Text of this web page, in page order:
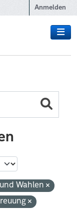
Anmelden
Wahlen